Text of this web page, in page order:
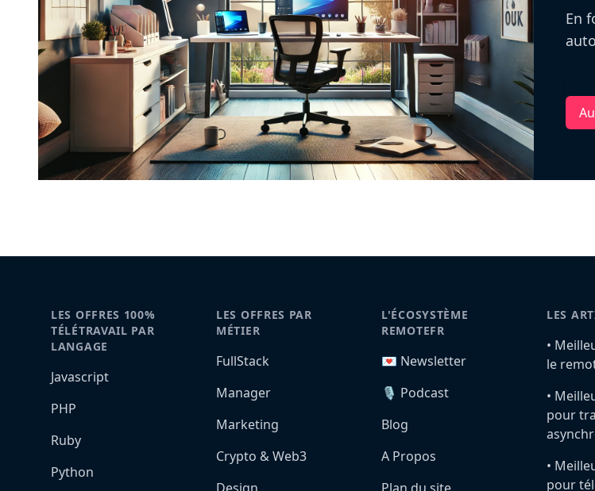
En
LES OFFRES 100%
TÉLÉTRAVAIL PAR
LANGAGE
Javascript
PHP
Ruby
Python
LES OFFRES PAR
MÉTIER
FullStack
Manager
Marketing
Crypto & Web3
L'ÉCOSYSTÈME
REMOTEFR
💌 Newsletter
🎙️ Podcast
Blog
A Propos
LES
•️
le
•️
pour
•️
pour